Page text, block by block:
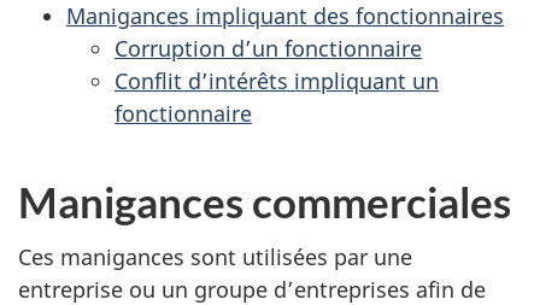
Manigances impliquant des fonctionnaires
Corruption d’un fonctionnaire
Conflit d’intérêts impliquant un
fonctionnaire
Manigances commerciales
Ces manigances sont utilisées par une
entreprise ou un groupe d’entreprises afin de